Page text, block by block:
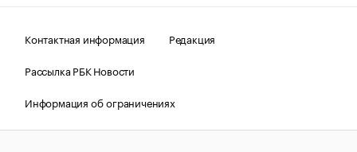
Контактная информация
Редакция
Рассылка РБК Новости
Информация об ограничениях
Правовая информация
О соблюдении авторских прав